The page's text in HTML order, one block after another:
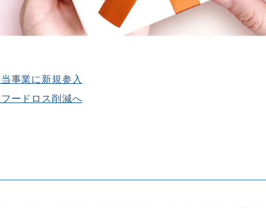
事業に新規参入
ードロス削減へ